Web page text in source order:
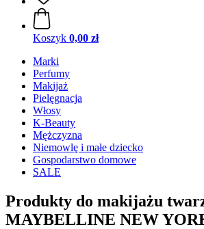
Koszyk 0,00 zł
Marki
Perfumy
Makijaż
Pielęgnacja
Włosy
K-Beauty
Mężczyzna
Niemowlę i małe dziecko
Gospodarstwo domowe
SALE
Produkty do makijażu
MAYBELLINE NEW